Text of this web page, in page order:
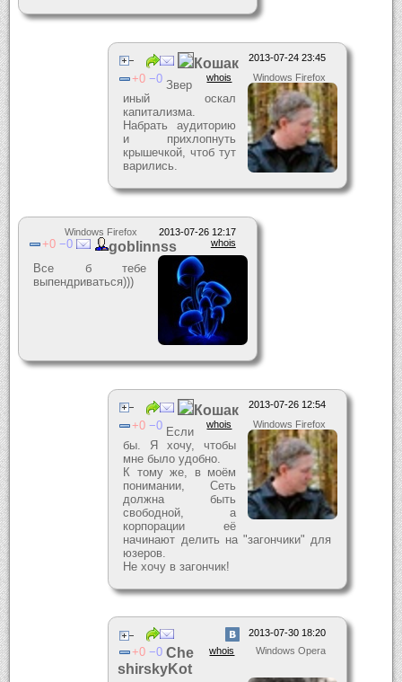
2013-07-24 23:45
Windows Firefox
whois
0 0
Кошак
Звер
иный оскал
капитализма.
Набрать аудиторию
и прихлопнуть
крышечкой, чтоб тут
варились.
2013-07-26 12:17
Windows Firefox
whois
0 0 goblinnss
Все б тебе
выпендриваться)))
2013-07-26 12:54
Windows Firefox
whois
0 0
Кошак
Если
бы. Я хочу, чтобы
мне было удобно.
К тому же, в моём
понимании, Сеть
должна быть
свободной, а
корпорации её
начинают делить на "загончики" для
юзеров.
Не хочу в загончик!
2013-07-30 18:20
Windows Opera
whois
0 0 Che
shirskyKot